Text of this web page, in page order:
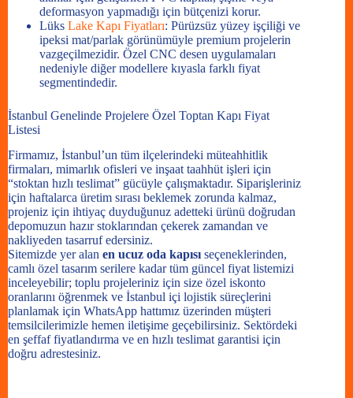
deformasyon yapmadığı için bütçenizi korur.
Lüks Lake Kapı Fiyatları: Pürüzsüz yüzey işçiliği ve
ipeksi mat/parlak görünümüyle premium projelerin
vazgeçilmezidir. Özel CNC desen uygulamaları
nedeniyle diğer modellere kıyasla farklı fiyat
segmentindedir.
İstanbul Genelinde Projelere Özel Toptan Kapı Fiyat
Listesi
Firmamız, İstanbul’un tüm ilçelerindeki müteahhitlik
firmaları, mimarlık ofisleri ve inşaat taahhüt işleri için
“stoktan hızlı teslimat” gücüyle çalışmaktadır. Siparişleriniz
için haftalarca üretim sırası beklemek zorunda kalmaz,
projeniz için ihtiyaç duyduğunuz adetteki ürünü doğrudan
depomuzun hazır stoklarından çekerek zamandan ve
nakliyeden tasarruf edersiniz.
Sitemizde yer alan en ucuz oda kapısıseçeneklerinden,
camlı özel tasarım serilere kadar tüm güncel fiyat listemizi
inceleyebilir; toplu projeleriniz için size özel iskonto
oranlarını öğrenmek ve İstanbul içi lojistik süreçlerini
planlamak için WhatsApp hattımız üzerinden müşteri
temsilcilerimizle hemen iletişime geçebilirsiniz. Sektördeki
en şeffaf fiyatlandırma ve en hızlı teslimat garantisi için
doğru adrestesiniz.